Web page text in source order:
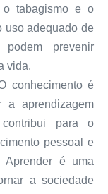
o tabagismo e o
uso adequado de
prevenir
vida.
conhecimento é
a aprendizagem
para o
pessoal e
Aprender é uma
a sociedade